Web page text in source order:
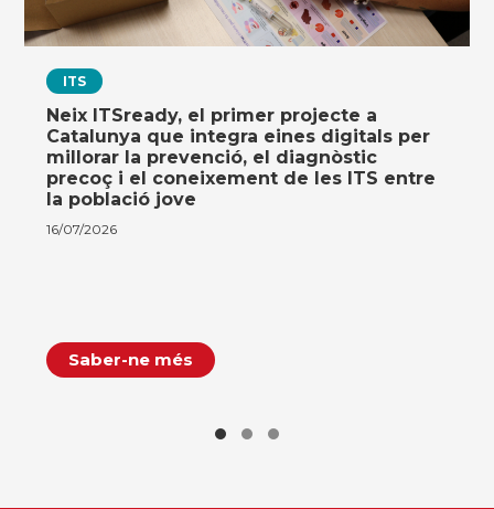
ITS
Neix ITSready, el primer projecte a
Catalunya que integra eines digitals per
millorar la prevenció, el diagnòstic
precoç i el coneixement de les ITS entre
la població jove
16/07/2026
Saber-ne més